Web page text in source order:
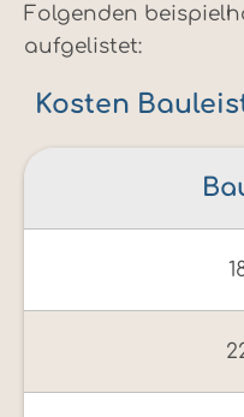
Folgenden
aufgelistet:
Kosten